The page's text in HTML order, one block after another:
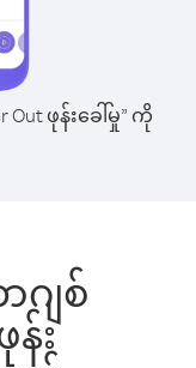
Out ဖုန်းခေါ်မှု” ကို
ျစ်
း